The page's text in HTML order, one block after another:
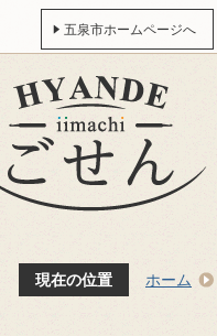
五泉市ホームページへ
現在の位置 ホーム